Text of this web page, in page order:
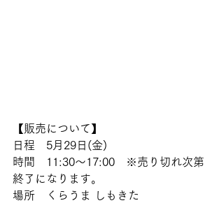
【販売について】
日程　5月29日(金)
時間　11:30～17:00　※売り切れ次第
終了になります。
場所　くらうま しもきた